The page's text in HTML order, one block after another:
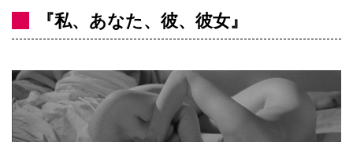
『私、あなた、彼、彼女』